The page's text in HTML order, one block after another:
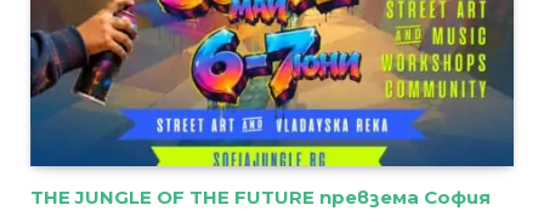
THE JUNGLE OF THE FUTURE превзема София